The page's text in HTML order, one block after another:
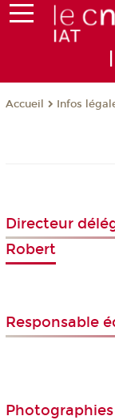
Accueil Infos
Directeur
Robert
Responsable
Photographies